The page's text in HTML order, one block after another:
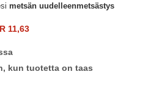
metsän uudelleenmetsästys
11,63
kun tuotetta on taas